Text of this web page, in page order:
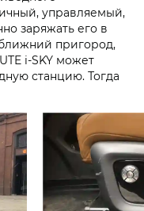
управляемый,
заряжать его в
пригород,
i‑SKY может
станцию. Тогда